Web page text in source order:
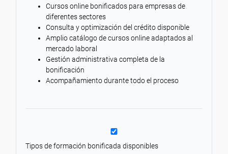
Cursos online bonificados para empresas de
diferentes sectores
Consulta y optimización del crédito disponible
Amplio catálogo de cursos online adaptados al
mercado laboral
Gestión administrativa completa de la
bonificación
Acompañamiento durante todo el proceso
Tipos de formación bonificada disponibles